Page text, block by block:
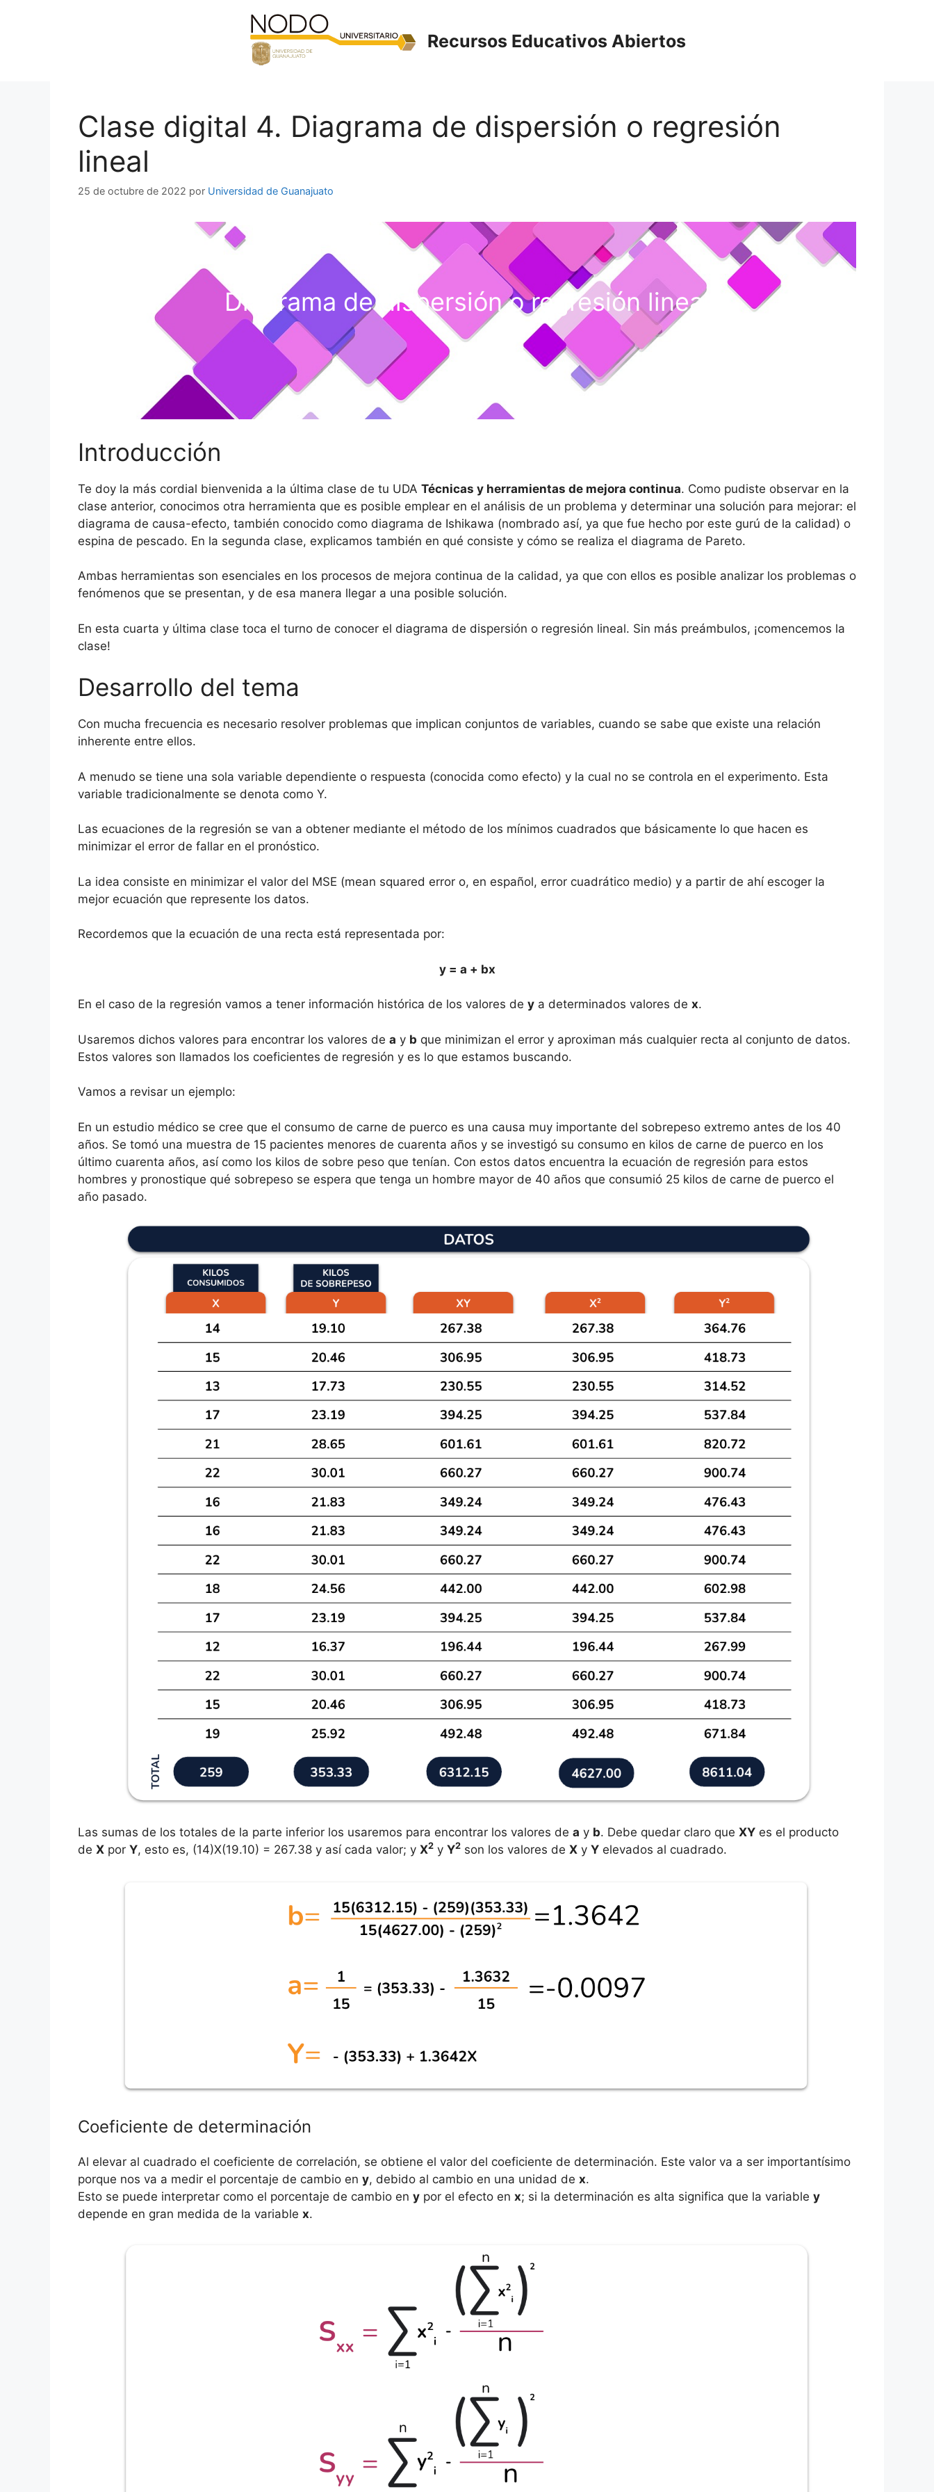
Recursos Educativos Abiertos
Clase digital 4. Diagrama de dispersión o regresión
lineal
25 de octubre de 2022 por Universidad de Guanajuato
Diagrama de dispersión o regresión lineal
Introducción
Te doy la más cordial bienvenida a la última clase de tu UDA Técnicas y herramientas de mejora continua. Como pudiste observar en la
clase anterior, conocimos otra herramienta que es posible emplear en el análisis de un problema y determinar una solución para mejorar: el
diagrama de causa-efecto, también conocido como diagrama de Ishikawa (nombrado así, ya que fue hecho por este gurú de la calidad) o
espina de pescado. En la segunda clase, explicamos también en qué consiste y cómo se realiza el diagrama de Pareto.
Ambas herramientas son esenciales en los procesos de mejora continua de la calidad, ya que con ellos es posible analizar los problemas o
fenómenos que se presentan, y de esa manera llegar a una posible solución.
En esta cuarta y última clase toca el turno de conocer el diagrama de dispersión o regresión lineal. Sin más preámbulos, ¡comencemos la
clase!
Desarrollo del tema
Con mucha frecuencia es necesario resolver problemas que implican conjuntos de variables, cuando se sabe que existe una relación
inherente entre ellos.
A menudo se tiene una sola variable dependiente o respuesta (conocida como efecto) y la cual no se controla en el experimento. Esta
variable tradicionalmente se denota como Y.
Las ecuaciones de la regresión se van a obtener mediante el método de los mínimos cuadrados que básicamente lo que hacen es
minimizar el error de fallar en el pronóstico.
La idea consiste en minimizar el valor del MSE (mean squared error o, en español, error cuadrático medio) y a partir de ahí escoger la
mejor ecuación que represente los datos.
Recordemos que la ecuación de una recta está representada por:
y = a + bx
En el caso de la regresión vamos a tener información histórica de los valores de y a determinados valores de x.
Usaremos dichos valores para encontrar los valores de a y b que minimizan el error y aproximan más cualquier recta al conjunto de datos.
Estos valores son llamados los coeficientes de regresión y es lo que estamos buscando.
Vamos a revisar un ejemplo:
En un estudio médico se cree que el consumo de carne de puerco es una causa muy importante del sobrepeso extremo antes de los 40
años. Se tomó una muestra de 15 pacientes menores de cuarenta años y se investigó su consumo en kilos de carne de puerco en los
último cuarenta años, así como los kilos de sobre peso que tenían. Con estos datos encuentra la ecuación de regresión para estos
hombres y pronostique qué sobrepeso se espera que tenga un hombre mayor de 40 años que consumió 25 kilos de carne de puerco el
año pasado.
Las sumas de los totales de la parte inferior los usaremos para encontrar los valores de a y b. Debe quedar claro que XY es el producto
de X por Y, esto es, (14)X(19.10) = 267.38 y así cada valor; y X2 y Y2 son los valores de X y Y elevados al cuadrado.
Coeficiente de determinación
Al elevar al cuadrado el coeficiente de correlación, se obtiene el valor del coeficiente de determinación. Este valor va a ser importantísimo
porque nos va a medir el porcentaje de cambio en y, debido al cambio en una unidad de x.
Esto se puede interpretar como el porcentaje de cambio en y por el efecto en x; si la determinación es alta significa que la variable y
depende en gran medida de la variable x.